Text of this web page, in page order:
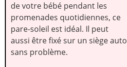
de votre bébé pendant les
promenades quotidiennes, ce
pare-soleil est idéal. Il peut
aussi être fixé sur un siège auto
sans problème.